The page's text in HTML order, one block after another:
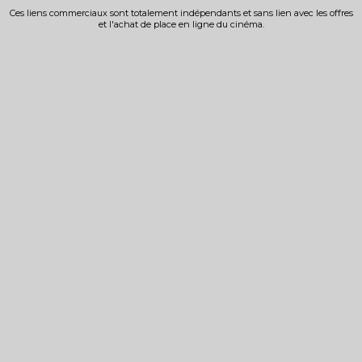
Ces liens commerciaux sont totalement indépendants et sans lien avec les offres
et l'achat de place en ligne du cinéma.